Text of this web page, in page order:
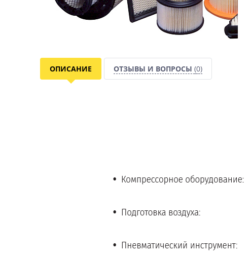
ОПИСАНИЕ ОТЗЫВЫ И ВОПРОСЫ (0)